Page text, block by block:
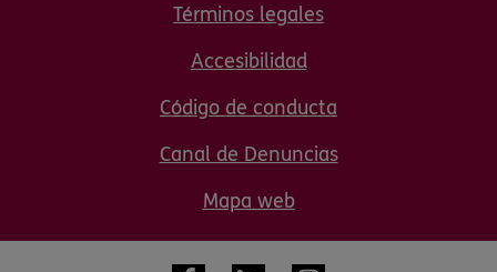
Términos legales
Accesibilidad
Código de conducta
Canal de Denuncias
Mapa web